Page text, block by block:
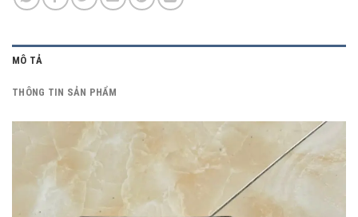
MÔ TẢ
THÔNG TIN SẢN PHẨM